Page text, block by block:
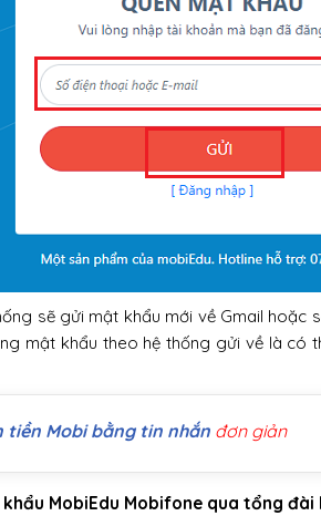
sẽ gửi mật khẩu mới về Gmail hoặc
mật khẩu theo hệ thống gửi về là có
tiền Mobi bằng tin nhắn đơn giản
MobiEdu Mobifone qua tổng đài